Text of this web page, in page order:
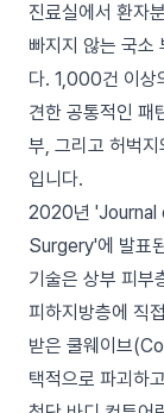
진료실에서 환자
빠지지 않는 국소
다. 1,000건 이상
견한 공통적인 패
부, 그리고 허벅
입니다.
2020년
Surgery'에 발표
기술은 상부 피부
피하지방층에 직
받은 쿨웨이브
택적으로 파괴하